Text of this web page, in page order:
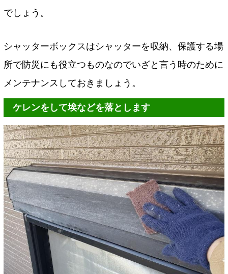
でしょう。
シャッターボックスはシャッターを収納、保護する場
所で防災にも役立つものなのでいざと言う時のために
メンテナンスしておきましょう。
ケレンをして埃などを落とします